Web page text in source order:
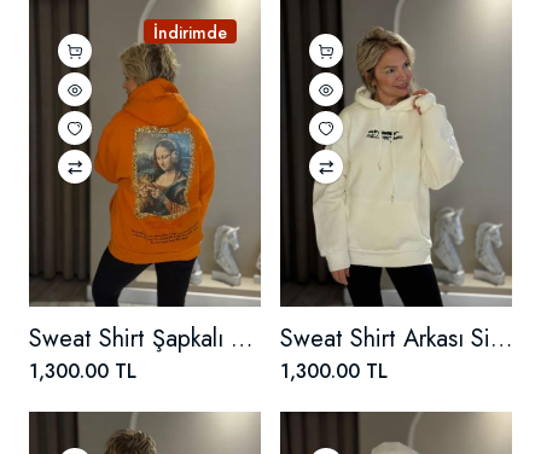
İndirimde
Sweat Shirt Şapkalı Şardonlu Mona Lisa Detaylı
1,300.00 TL
Sweat Shirt Arkası Siyah İşlemeli
1,300.00 TL